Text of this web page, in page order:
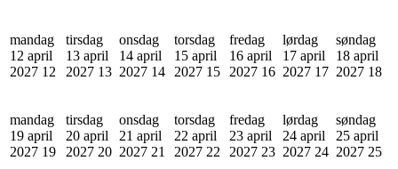
mandag
12 april
2027 12
tirsdag
13 april
2027 13
onsdag
14 april
2027 14
torsdag
15 april
2027 15
fredag
16 april
2027 16
lørdag
17 april
2027 17
søndag
18 april
2027 18
mandag
19 april
2027 19
tirsdag
20 april
2027 20
onsdag
21 april
2027 21
torsdag
22 april
2027 22
fredag
23 april
2027 23
lørdag
24 april
2027 24
søndag
25 april
2027 25